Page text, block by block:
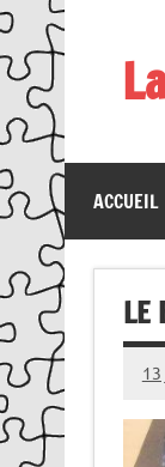
Skip
to
content
ACCUEIL
LE